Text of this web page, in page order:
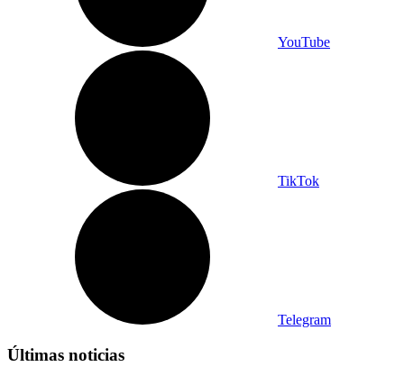
YouTube
TikTok
Telegram
Últimas noticias